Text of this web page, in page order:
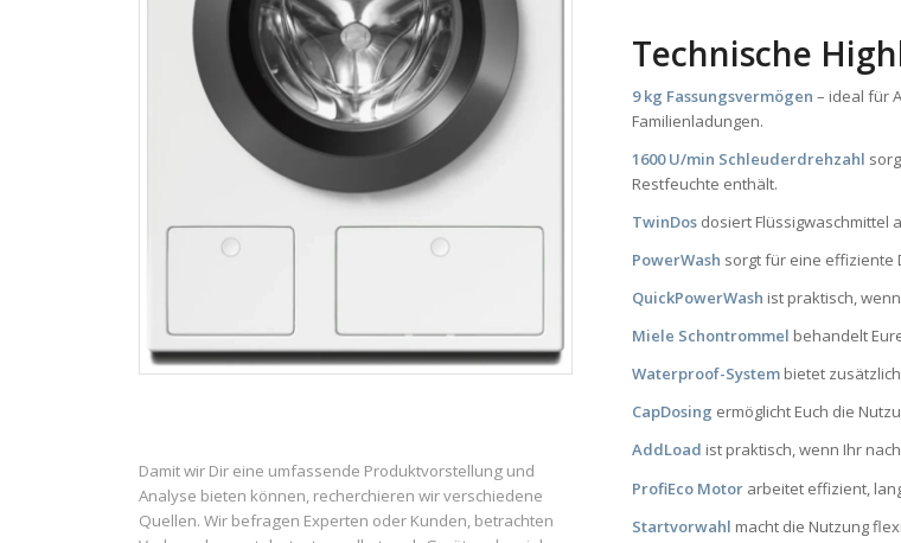
Damit wir Dir eine umfassende Produktvorstellung und
Analyse bieten können, recherchieren wir verschiedene
Quellen. Wir befragen Experten oder Kunden, betrachten
Technische
9 kg Fassungsvermögen – ideal für
Familienladungen.
1600 U/min Schleuderdrehzahl
Restfeuchte enthält.
TwinDos dosiert Flüssigwaschmittel
PowerWash sorgt für eine effiziente
QuickPowerWash ist praktisch,
Miele Schontrommel behandelt
Waterproof-System bietet
CapDosing ermöglicht Euch die
AddLoad ist praktisch, wenn Ihr
ProfiEco Motor arbeitet effizient,
Startvorwahl macht die Nutzung